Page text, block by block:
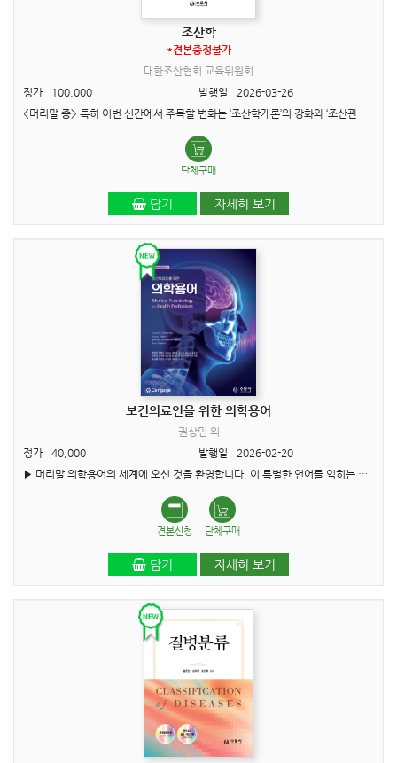
조산학
*견본증정불가
대한조산협회 교육위원회
정가
100,000 발행일
2026-03-26
<머리말 중> 특히 이번 신간에서 주목할 변화는 ‘조산학개론’의 강화와 ‘조산관리학’ 영역의 신설입니다. 개론에서는 실무 윤리와 법규, 최신 업무 가이드라인을 엄밀히 제..
단체구매
담기 자세히 보기
보건의료인을 위한 의학용어
권상민 외
정가
40,000 발행일
2026-02-20
▶ 머리말 의학용어의 세계에 오신 것을 환영합니다. 이 특별한 언어를 익히는 과정은 의료 전문가로서의 경력을 준비하는 데 있어 중요한 첫걸음입니다. 맹장염 (appendicitis), 편도절제 (tonsillectomy)..
견본신청 단체구매
담기 자세히 보기